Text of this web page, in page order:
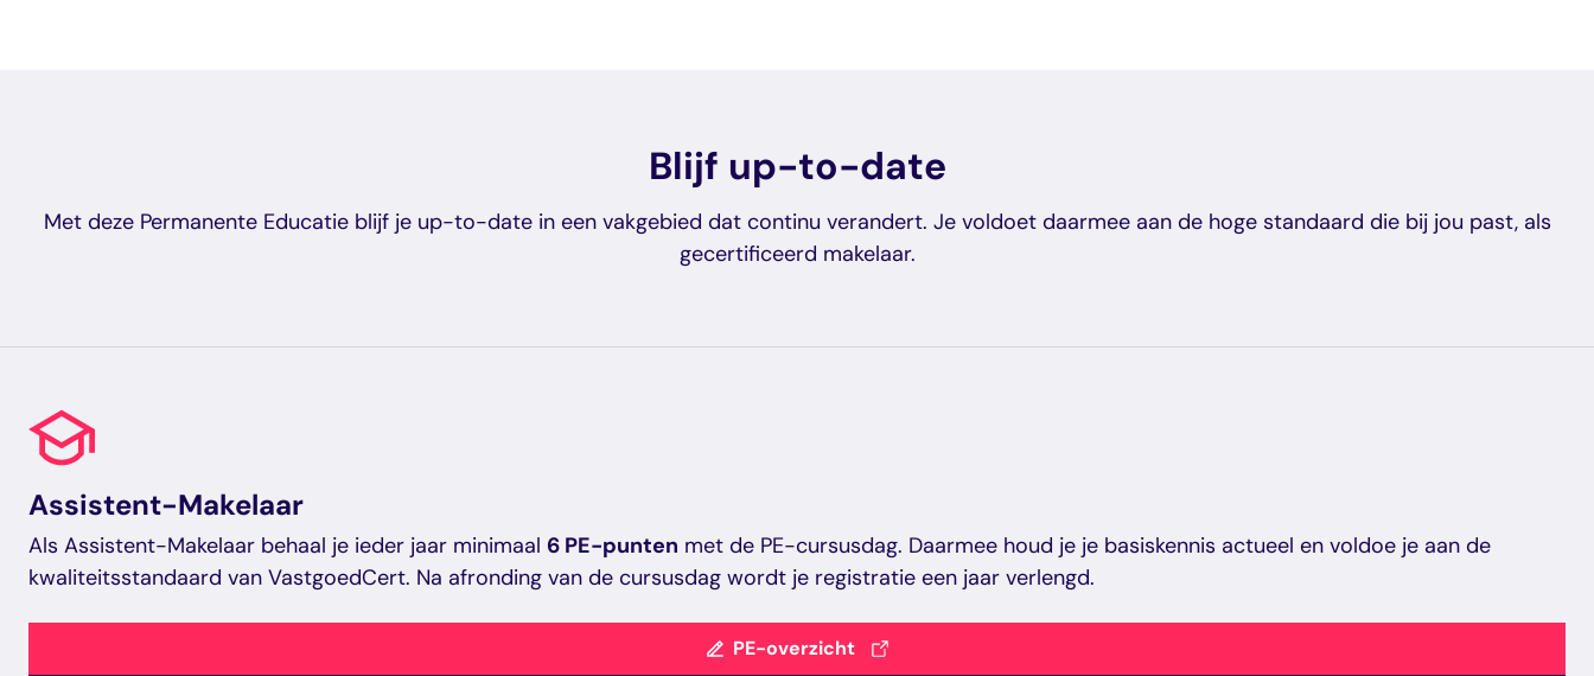
Blijf up-to-date
Met deze Permanente Educatie blijf je up-to-date in een vakgebied dat continu verandert. Je voldoet daarmee aan de hoge standaard die bij jou past, als
gecertificeerd makelaar.
Assistent-Makelaar
Als Assistent-Makelaar behaal je ieder jaar minimaal 6 PE-punten met de PE-cursusdag. Daarmee houd je je basiskennis actueel en voldoe je aan de
kwaliteitsstandaard van VastgoedCert. Na afronding van de cursusdag wordt je registratie een jaar verlengd.
PE-overzicht